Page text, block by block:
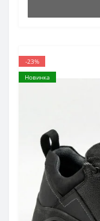
-23%
Новинка